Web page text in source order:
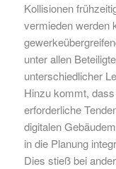
Kollisionen
vermieden werden
unter allen
unterschiedlicher
Hinzu kommt,
erforderliche
digitalen
in die Planung
Dies stieß bei